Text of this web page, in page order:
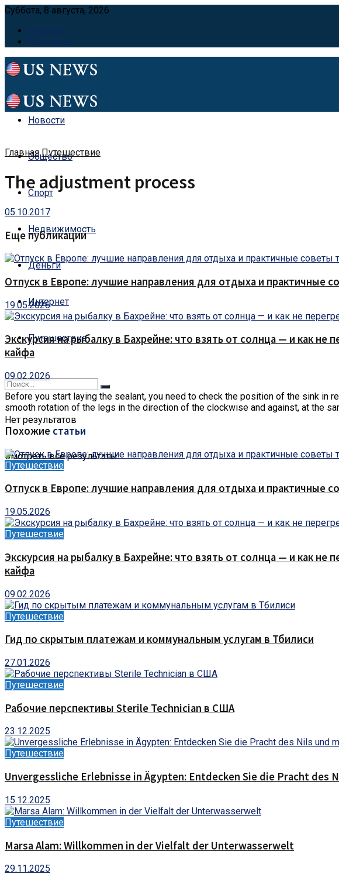
Суббота, 8 августа, 2026
Главная
Контакты
Новости
Общество
Спорт
Недвижимость
Деньги
Интернет
Путешествие
Нет результатов
Смотреть все результаты
Главная Путешествие
The adjustment process
05.10.2017
Еще публикации
Отпуск в Европе: лучшие направления для отдыха и практичные
19.05.2026
Экскурсия на рыбалку в Бахрейне: что взять от солнца — и как
кайфа
09.02.2026
Before you start laying the sealant, you need to check the position of the sink in
smooth rotation of the legs in the direction of the clockwise and against, at the
Похожие статьи
Путешествие
Отпуск в Европе: лучшие направления для отдыха и практичные
19.05.2026
Путешествие
Экскурсия на рыбалку в Бахрейне: что взять от солнца — и как
кайфа
09.02.2026
Путешествие
Гид по скрытым платежам и коммунальным услугам в Тбилиси
27.01.2026
Путешествие
Рабочие перспективы Sterile Technician в США
23.12.2025
Путешествие
Unvergessliche Erlebnisse in Ägypten: Entdecken Sie die Pracht des
15.12.2025
Путешествие
Marsa Alam: Willkommen in der Vielfalt der Unterwasserwelt
29.11.2025